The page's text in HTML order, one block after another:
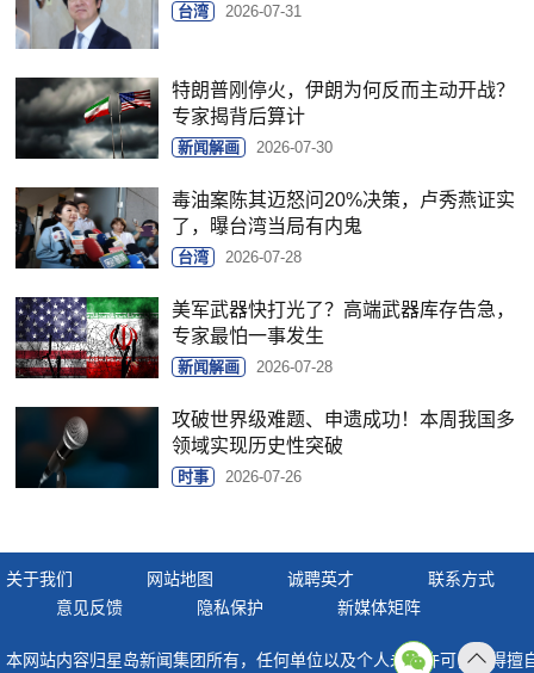
台湾 2026-07-31
特朗普刚停火，伊朗为何反而主动开战？
专家揭背后算计
新闻解画 2026-07-30
毒油案陈其迈怒问20%决策，卢秀燕证实
了，曝台湾当局有内鬼
台湾 2026-07-28
美军武器快打光了？高端武器库存告急，
专家最怕一事发生
新闻解画 2026-07-28
攻破世界级难题、申遗成功！本周我国多
领域实现历史性突破
时事 2026-07-26
关于我们 网站地图 诚聘英才
联系方式
意见反馈
隐私保护 新媒体矩阵
本网站内容归星岛新闻集团所有，任何单位以及个人未经许可，不得擅